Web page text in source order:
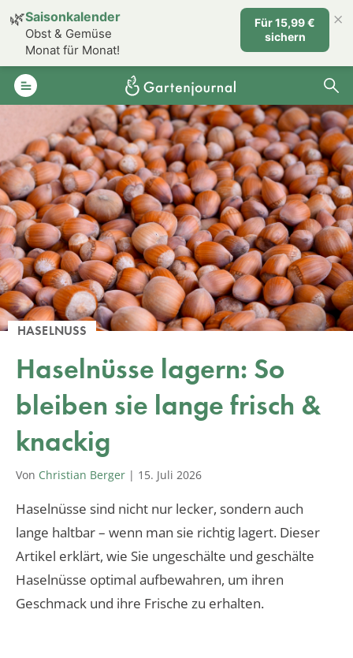
HASELNUSS
Haselnüsse lagern: So
bleiben sie lange frisch &
knackig
Von Christian Berger | 15. Juli 2026
Haselnüsse sind nicht nur lecker, sondern auch
lange haltbar – wenn man sie richtig lagert. Dieser
Artikel erklärt, wie Sie ungeschälte und geschälte
Haselnüsse optimal aufbewahren, um ihren
Geschmack und ihre Frische zu erhalten.
🌿Saisonkalender
Obst & Gemüse
Monat für Monat!
Für 15,99 €
sichern
×